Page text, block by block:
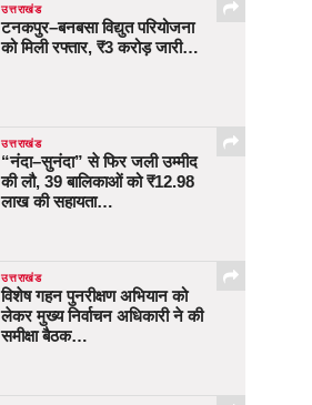
उत्तराखंड
टनकपुर–बनबसा विद्युत परियोजना
को मिली रफ्तार, ₹3 करोड़ जारी…
उत्तराखंड
“नंदा–सुनंदा” से फिर जली उम्मीद
की लौ, 39 बालिकाओं को ₹12.98
लाख की सहायता…
उत्तराखंड
विशेष गहन पुनरीक्षण अभियान को
लेकर मुख्य निर्वाचन अधिकारी ने की
समीक्षा बैठक…